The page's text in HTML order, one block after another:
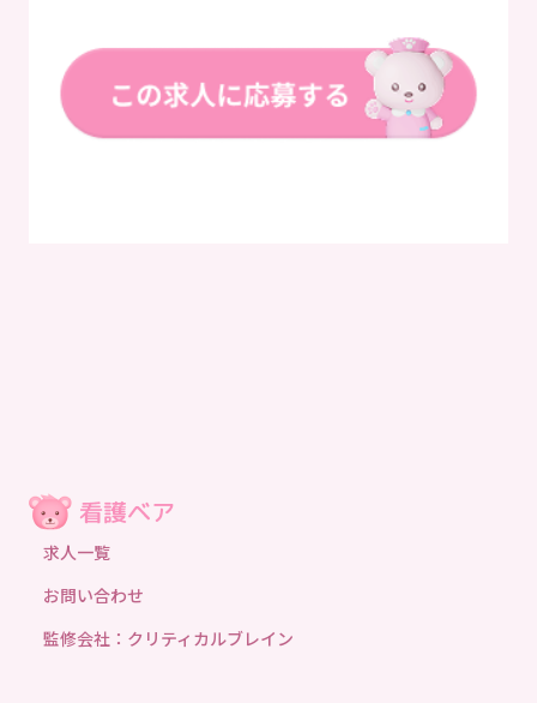
求人一覧
お問い合わせ
監修会社：クリティカルブレイン